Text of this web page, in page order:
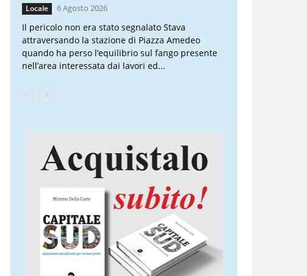
Locale 6 Agosto 2026
Il pericolo non era stato segnalato Stava
attraversando la stazione di Piazza Amedeo
quando ha perso l’equilibrio sul fango presente
nell’area interessata dai lavori ed...